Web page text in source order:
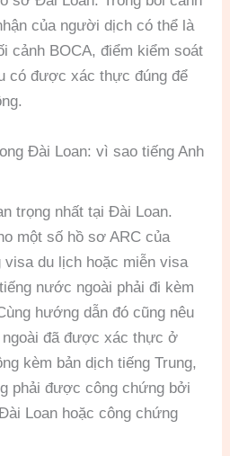
của người dịch có thể là
cảnh BOCA, điểm kiểm soát
có được xác thực đúng để
Đài Loan: vì sao tiếng Anh
trọng nhất tại Đài Loan.
một số hồ sơ ARC của
visa du lịch hoặc miễn visa
nước ngoài phải đi kèm
hướng dẫn đó cũng nêu
đã được xác thực ở
kèm bản dịch tiếng Trung,
phải được công chứng bởi
Loan hoặc công chứng